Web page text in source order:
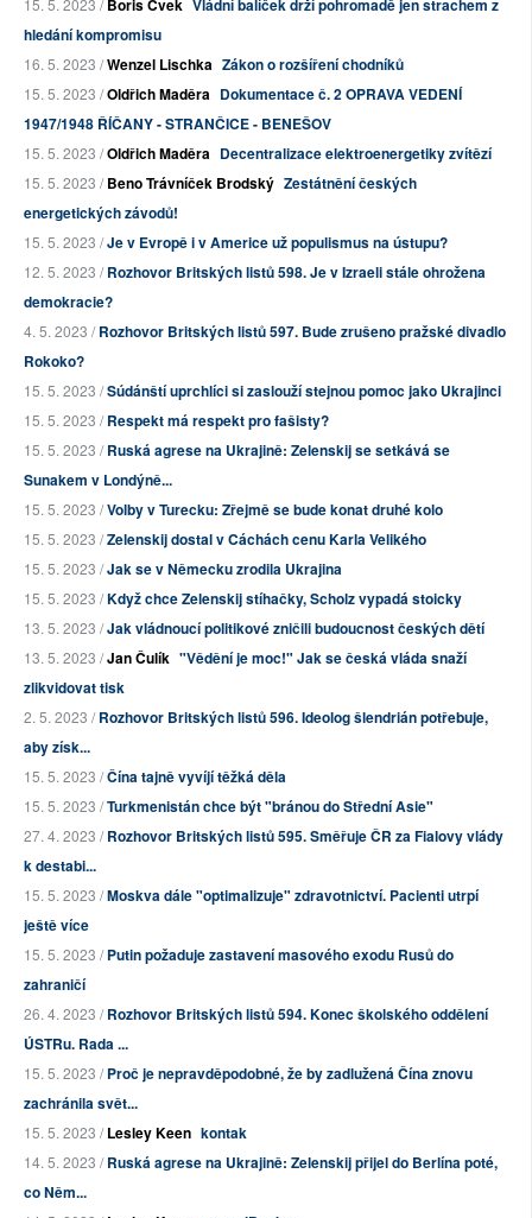
15. 5. 2023 / Boris Cvek Vládní balíček drží pohromadě jen strachem z
hledání kompromisu
16. 5. 2023 /Wenzel Lischka Zákon o rozšíření chodníků
15. 5. 2023 /Oldřich Maděra Dokumentace č. 2 OPRAVA VEDENÍ
1947/1948 ŘÍČANY - STRANČICE - BENEŠOV
15. 5. 2023 /Oldřich Maděra Decentralizace elektroenergetiky zvítězí
15. 5. 2023 /Beno Trávníček Brodský Zestátnění českých
energetických závodů!
15. 5. 2023 /Je v Evropě i v Americe už populismus na ústupu?
12. 5. 2023 /Rozhovor Britských listů 598. Je v Izraeli stále ohrožena
demokracie?
4. 5. 2023 /Rozhovor Britských listů 597. Bude zrušeno pražské divadlo
Rokoko?
15. 5. 2023 /Súdánští uprchlíci si zaslouží stejnou pomoc jako Ukrajinci
15. 5. 2023 /Respekt má respekt pro fašisty?
15. 5. 2023 /Ruská agrese na Ukrajině: Zelenskij se setkává se
Sunakem v Londýně...
15. 5. 2023 /Volby v Turecku: Zřejmě se bude konat druhé kolo
15. 5. 2023 /Zelenskij dostal v Cáchách cenu Karla Velikého
15. 5. 2023 /Jak se v Německu zrodila Ukrajina
15. 5. 2023 /Když chce Zelenskij stíhačky, Scholz vypadá stoicky
13. 5. 2023 /Jak vládnoucí politikové zničili budoucnost českých dětí
13. 5. 2023 /Jan Čulík "Vědění je moc!" Jak se česká vláda snaží
zlikvidovat tisk
2. 5. 2023 /Rozhovor Britských listů 596. Ideolog šlendrián potřebuje,
aby získ...
15. 5. 2023 /Čína tajně vyvíjí těžká děla
15. 5. 2023 /Turkmenistán chce být "bránou do Střední Asie"
27. 4. 2023 /Rozhovor Britských listů 595. Směřuje ČR za Fialovy vlády
k destabi...
15. 5. 2023 /Moskva dále "optimalizuje" zdravotnictví. Pacienti utrpí
ještě více
15. 5. 2023 /Putin požaduje zastavení masového exodu Rusů do
zahraničí
26. 4. 2023 /Rozhovor Britských listů 594. Konec školského oddělení
ÚSTRu. Rada ...
15. 5. 2023 /Proč je nepravděpodobné, že by zadlužená Čína znovu
zachránila svět...
15. 5. 2023 /Lesley Keen kontak
14. 5. 2023 /Ruská agrese na Ukrajině: Zelenskij přijel do Berlína poté,
co Něm...